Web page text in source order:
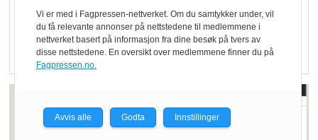
Rapport: Økokundene
er klare! Er markedet
det?
Vi er med i Fagpressen-nettverket. Om du samtykker under, vil
du få relevante annonser på nettstedene til medlemmene i
nettverket basert på informasjon fra dine besøk på tvers av
disse nettstedene. En oversikt over medlemmene finner du på
Fagpressen.no.
Avvis alle Godta Innstillinger